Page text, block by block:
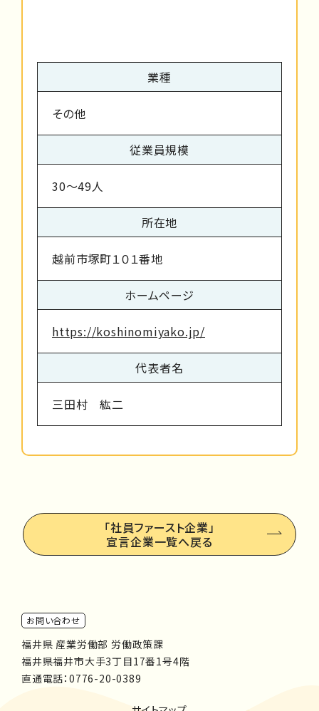
業種
その他
従業員規模
30～49人
所在地
越前市塚町１０１番地
ホームページ
https://koshinomiyako.jp/
代表者名
三田村 紘二
「社員ファースト企業」
宣言企業一覧へ戻る
お問い合わせ
福井県 産業労働部 労働政策課
福井県福井市大手3丁目17番1号4階
直通電話： 0776-20-0389